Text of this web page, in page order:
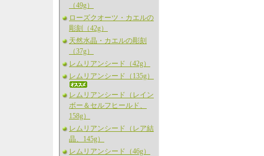
（49g）
ローズクオーツ・カエルの
彫刻（42g）
天然水晶・カエルの彫刻
（37g）
レムリアンシード（42g）
レムリアンシード（135g）
レムリアンシード（レイン
ボー＆セルフヒールド、
158g）
レムリアンシード（レア結
晶、145g）
レムリアンシード（46g）